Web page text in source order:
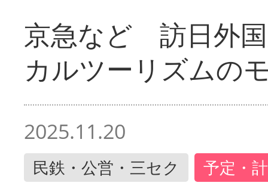
京急など 訪日外
カルツーリズムの
2025.11.20
民鉄・公営・三セク 予定・